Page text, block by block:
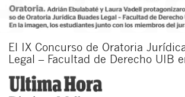
El IX Concurso de Oratoria
Legal – Facultad de Derecho UIB